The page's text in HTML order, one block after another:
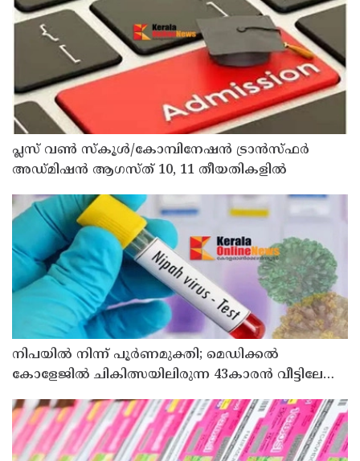
പ്ലസ് വൺ സ്‌കൂൾ/കോമ്പിനേഷൻ ട്രാൻസ്ഫർ
അഡ്മിഷൻ ആഗസ്ത് 10, 11 തീയതികളിൽ
നിപയിൽ നിന്ന് പൂർണമുക്തി; മെഡിക്കൽ
കോളേജിൽ ചികിത്സയിലിരുന്ന 43കാരൻ വീട്ടിലേക്ക്
മടങ്ങി